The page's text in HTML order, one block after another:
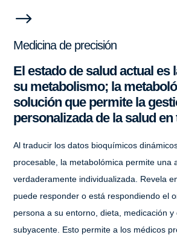
$
Medicina de precisión
El estado de salud actual es
su metabolismo; la
solución que permite la
personalizada de la salud
Al traducir los datos bioquímicos
procesable, la metabolómica permite una
verdaderamente individualizada. Revela
puede responder o está respondiendo el
persona a su entorno, dieta, medicación y
subyacente. Esto permite a los médicos